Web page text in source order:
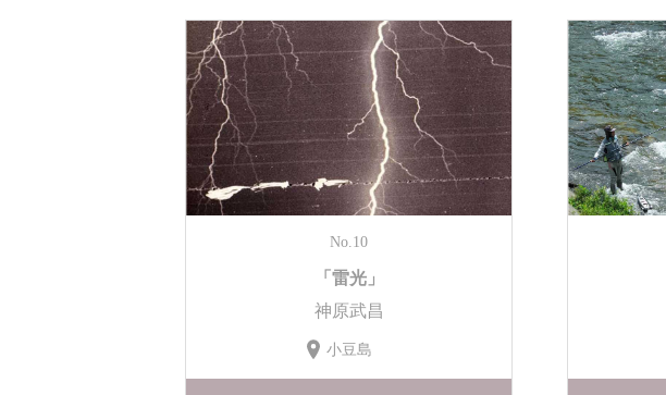
No.10
「雷光」
神原武昌
小豆島